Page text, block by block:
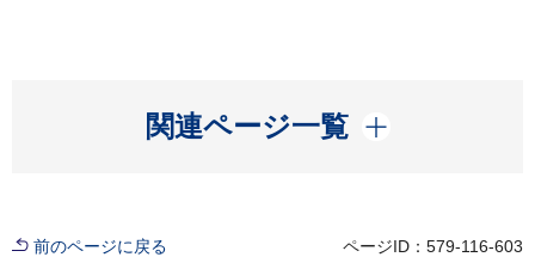
関連ページ一覧
開く
前のページに戻る ページID：579-116-603